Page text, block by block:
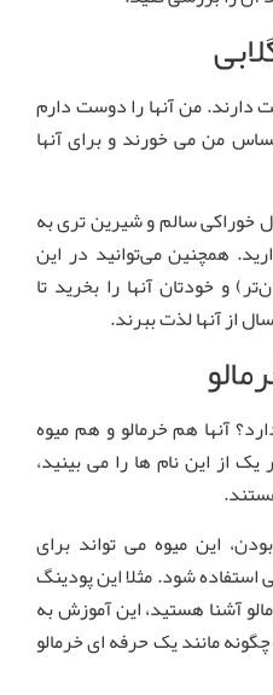
دارند. من آنها را دوست دارم
من می خورند و برای آنها
خوراکی سالم و شیرین تری به
همچنین می‌توانید در این
و خودتان آنها را بخرید تا
از آنها لذت ببرند.
آنها هم خرمالو و هم میوه
از این نام ها را می بینید،
این میوه می تواند برای
استفاده شود. مثلا این پودینگ
آشنا هستید، این آموزش به
مانند یک حرفه ای خرمالو